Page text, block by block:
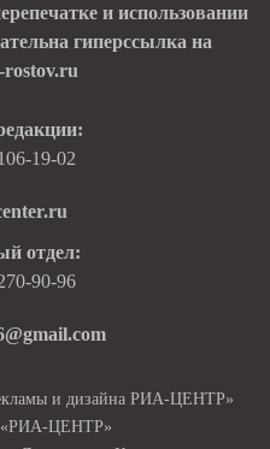
и использовании
гиперссылка на
19-02
отдел:
90-96
и дизайна РИА-ЦЕНТР»
«РИА-ЦЕНТР»